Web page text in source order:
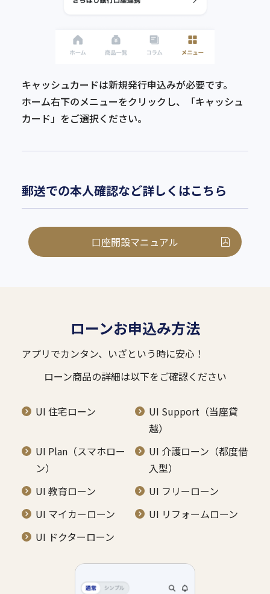
キャッシュカードは新規発行申込みが必要です。
ホーム右下のメニューをクリックし、「キャッシュ
カード」をご選択ください。
郵送での本人確認など詳しくはこちら
口座開設マニュアル
ローンお申込み方法
アプリでカンタン、いざという時に安心！
ローン商品の詳細は以下をご確認ください
UI 住宅ローン
UI Support（当座貸
越）
UI Plan（スマホロー
ン）
UI 介護ローン（都度借
入型）
UI 教育ローン
UI フリーローン
UI マイカーローン
UI リフォームローン
UI ドクターローン